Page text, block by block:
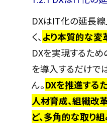
DXはIT化の延長
く、より本質的な変
DXを実現するため
を導入するだけで
ん。DXを推進する
人材育成、組織改
ど、多角的な取り